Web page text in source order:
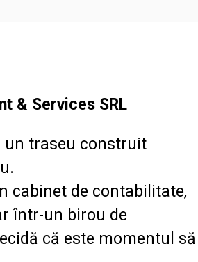
& Services SRL
un traseu construit
cabinet de contabilitate,
într-un birou de
că este momentul să